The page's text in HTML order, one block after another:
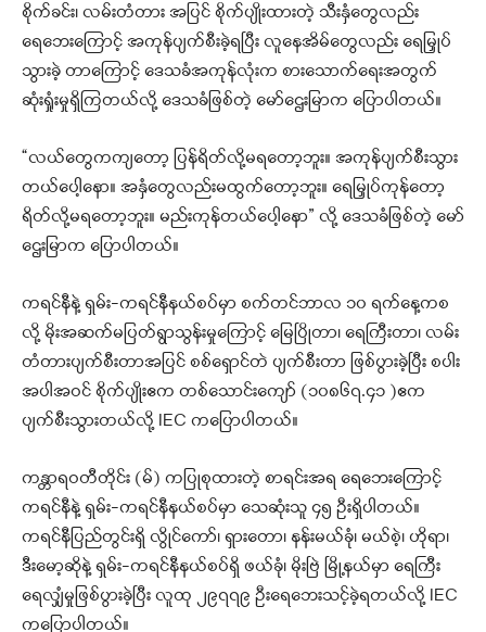
စိုက်ခင်း၊ လမ်းတံတား အပြင် စိုက်ပျိုးထားတဲ့ သီးနှံတွေလည်း
‌ရေဘေးကြောင့် အကုန်ပျက်စီးခဲ့ရပြီး လူနေအိမ်တွေလည်း ရေမြှုပ်
သွားခဲ့ တာကြောင့် ဒေသခံအကုန်လုံးက စားသောက်ရေးအတွက်
ဆုံးရှုံးမှုရှိကြတယ်လို့ ဒေသခံဖြစ်တဲ့ မော်ဌေးမြာက ပြောပါတယ်။
“လယ်တွေကကျတော့ ပြန်ရိတ်လို့မရတော့ဘူး။ အကုန်ပျက်စီးသွား
တယ်‌ပေါ့နော။ အနှံတွေလည်းမထွက်တော့ဘူး။ ရေမြှုပ်ကုန်တော့
ရိတ်လို့မရတော့ဘူး။ မည်းကုန်တယ်ပေါ့နော” လို့ ဒေသခံဖြစ်တဲ့ မော်
ဌေးမြာက ပြောပါတယ်။
ကရင်နီနဲ့ ရှမ်း-ကရင်နီနယ်စပ်မှာ စက်တင်ဘာလ ၁၀ ရက်နေ့ကစ
လို့ မိုးအဆက်မပြတ်ရွာသွန်းမှုကြောင့် မြေပြိုတာ၊ ရေကြီးတာ၊ လမ်း
တံတားပျက်စီးတာအပြင် စစ်ရှောင်တဲ ပျက်စီးတာ ဖြစ်ပွားခဲ့ပြီး စပါး
အပါအဝင် စိုက်ပျိုးဧက တစ်သောင်းကျော် (၁၀၈၆၇.၄၁ )ဧက
ပျက်စီးသွားတယ်လို့ IEC ကပြောပါတယ်။
ကန္တာရဝတီတိုင်း (မ်) ကပြုစုထားတဲ့ စာရင်းအရ ရေဘေးကြောင့်
ကရင်နီနဲ့ ရှမ်း-ကရင်နီနယ်စပ်မှာ သေဆုံးသူ ၄၅ ဦးရှိပါတယ်။
ကရင်နီပြည်တွင်းရှိ လွိုင်ကော်၊ ရှားတော၊ နန်းမယ်ခုံ၊ မယ်စဲ့၊ ဟိုရာ၊
ဒီးမော့ဆိုနဲ့ ရှမ်း-ကရင်နီနယ်စပ်ရှိ ဖယ်ခုံ၊ မိုးဗြဲ မြို့နယ်မှာ ရေကြီး
ရေလျှံမှုဖြစ်ပွားခဲ့ပြီး လူထု ၂၉၇၇၉ ဦးရေဘေးသင့်ခဲ့ရတယ်လို့ IEC
ကပြောပါတယ်။